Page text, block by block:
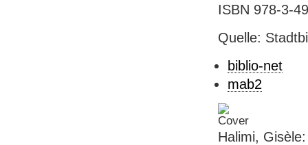
ISBN 978-3-
Quelle:
biblio-net
mab2
Halimi,